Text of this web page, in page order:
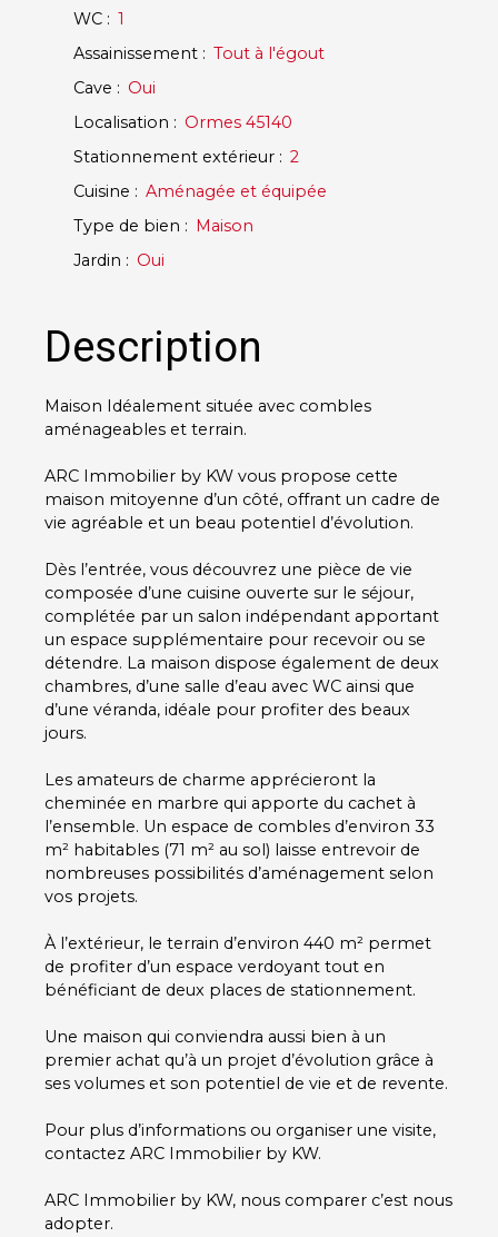
WC : 1
Assainissement : Tout à l'égout
Cave : Oui
Localisation : Ormes 45140
Stationnement extérieur : 2
Cuisine : Aménagée et équipée
Type de bien : Maison
Jardin : Oui
Description
Maison Idéalement située avec combles
aménageables et terrain.
ARC Immobilier by KW vous propose cette
maison mitoyenne d’un côté, offrant un cadre de
vie agréable et un beau potentiel d’évolution.
Dès l’entrée, vous découvrez une pièce de vie
composée d’une cuisine ouverte sur le séjour,
complétée par un salon indépendant apportant
un espace supplémentaire pour recevoir ou se
détendre. La maison dispose également de deux
chambres, d’une salle d’eau avec WC ainsi que
d’une véranda, idéale pour profiter des beaux
jours.
Les amateurs de charme apprécieront la
cheminée en marbre qui apporte du cachet à
l’ensemble. Un espace de combles d’environ 33
m² habitables (71 m² au sol) laisse entrevoir de
nombreuses possibilités d’aménagement selon
vos projets.
À l’extérieur, le terrain d’environ 440 m² permet
de profiter d’un espace verdoyant tout en
bénéficiant de deux places de stationnement.
Une maison qui conviendra aussi bien à un
premier achat qu’à un projet d’évolution grâce à
ses volumes et son potentiel de vie et de revente.
Pour plus d’informations ou organiser une visite,
contactez ARC Immobilier by KW.
ARC Immobilier by KW, nous comparer c’est nous
adopter.